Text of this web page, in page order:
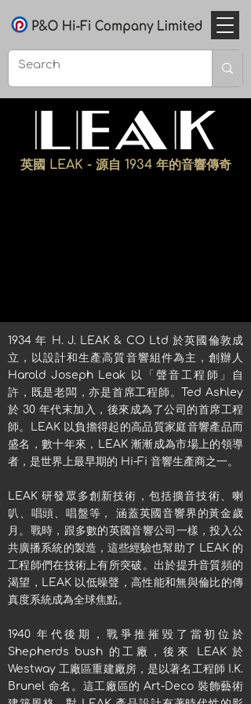
英國 LEAK - 源自 1934 年的音響傳奇
1934 年 H. J. LEAK & CO Ltd 於英國倫敦成
立，以設計和生產高質音響組件為主，創辦人
Harold Joseph Leak 以「聲音工程師」自
許，既是老闆，亦是首席工程師。Ted Ashley
於 30 年代末加入，後來成為了公司的首席工程
師。LEAK 以負擔得起的高品質家庭音響產品而
盛名，數十年來，LEAK 漸漸成為市場上的領導
者，是世界上最早期的 Hi-Fi 音響生產商之一。
LEAK 研發眾多創新技術，包括擴音技術、喇
叭、唱頭、唱盤等， 涵蓋英國音響界的黃金歲
月。戰時，跟多數的英國音響公司一樣，投入公
共廣播系統的製造，這些經驗也幫助了 LEAK 的
工程師們在技術上有所突破。出於提升音質頻的
渴望，LEAK 以低噪聲，高性能和無與倫比的傳
真度系統成為全球焦點。
1940 年代後期，戰爭推摧毀了當初位於
Shepherds bush 的工廠，後來 LEAK 於
Westway 工廠區重建廠房，是以著名工程師 I.K.
Brunel 命名。這工廠區的 Art-Deco 裝飾藝術